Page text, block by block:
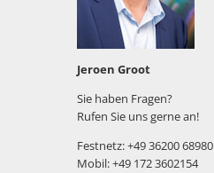
Jeroen Groot
Sie haben Fragen?
Rufen Sie uns gerne an!
Festnetz: +49 36200 68980
Mobil: +49 172 3602154